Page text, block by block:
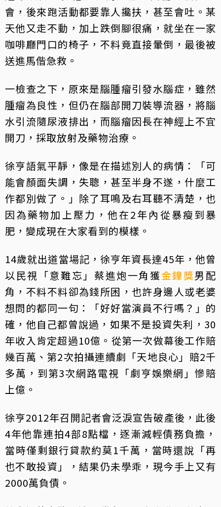
會，後來跑活動都要靠人攙扶，甚至會吐。某
天他又走不動，加上跌倒腳很痛，就坐在一家
咖啡廳門口的椅子，不料竟直接暈倒，最後被
送進馬偕急救。
一檢查之下，原來是腦腫瘤引發水腦症，雖然
腫瘤為良性，但仍在腦部開刀裝導流器，將腦
水引流隨尿液排出，而腦瘤因長在神經上不宜
開刀，採取放射及藥物治療。
徐亨語氣平靜，像是在描述別人的病情：「可
能會顏面失調，失聰，甚至半身不遂，什麼工
作都別做了。」除了耳鳴及右耳聽不清楚，也
因為藥物加上壓力，他在2年內從暴瘦到暴
肥，變成現在大家看到的模樣。
14歲就出道當場記，徐亨年資長達45年，他曾
以民視「意難忘」蔡進炮一角獲金鐘獎男配
角，不料不料卻為錢所困，也許身邊人或老婆
想問的都同一句：「好好當演員不行嗎？」的
確，他自己都曾說過，如果不是投資失利，30
年收入肯定超過10億。從第一次做幕後工作賠
幾百萬、第2次拍攝連續劇「天地良心」賠2千
多萬，到第3次網路電視「劇亨娛樂網」慘賠
上億。
徐亨2012年召開記者會泛淚宣告破產後，此後
4年他靠連拍4部8點檔，逐漸減輕債務負擔，
當時僅剩銀行貸款約莫1千萬，當時還說「再
也不敢投資」，結果仍未學乖，現今手上又有
2000萬負債。